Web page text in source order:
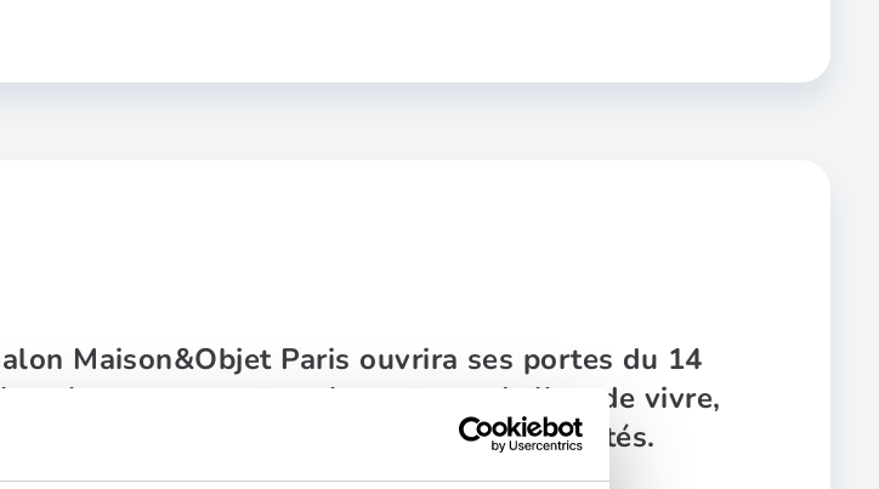
Maison&Objet Paris ouvrira ses portes du 14
salon regroupe tous les acteurs de l’art de vivre,
grand bain de tendances et de nouveautés.